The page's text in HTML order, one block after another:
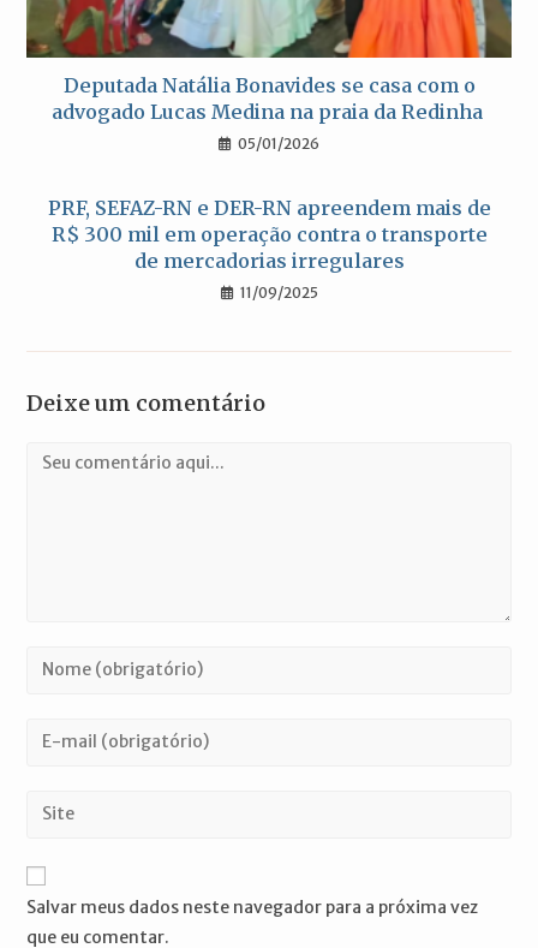
Deputada Natália Bonavides se casa com o
advogado Lucas Medina na praia da Redinha
05/01/2026
PRF, SEFAZ-RN e DER-RN apreendem mais de
R$ 300 mil em operação contra o transporte
de mercadorias irregulares
11/09/2025
Deixe um comentário
Comentário
Digite
ou
de
para
comentar
Digite
de
mail
para
comentar
Digite
URL
Salvar meus dados neste navegador para a próxima vez
que eu comentar.